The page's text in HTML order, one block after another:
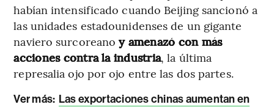
habían intensificado cuando Beijing sancionó a
las unidades estadounidenses de un gigante
naviero surcoreanoy amenazó con más
acciones contra la industria, la última
represalia ojo por ojo entre las dos partes.
Ver más: Las exportaciones chinas aumentan en